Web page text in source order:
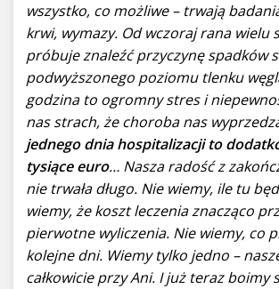
wszystko, co możliwe – trwają
krwi, wymazy. Od wczoraj rana wielu
próbuje znaleźć przyczynę spadków
podwyższonego poziomu tlenku
godzina to ogromny stres i
nas strach, że choroba nas
jednego dnia hospitalizacji to
tysiące euro… Nasza radość z
nie trwała długo. Nie wiemy, ile tu
wiemy, że koszt leczenia znacząco
pierwotne wyliczenia. Nie wiemy, co
kolejne dni. Wiemy tylko jedno –
całkowicie przy Ani. I już teraz boimy